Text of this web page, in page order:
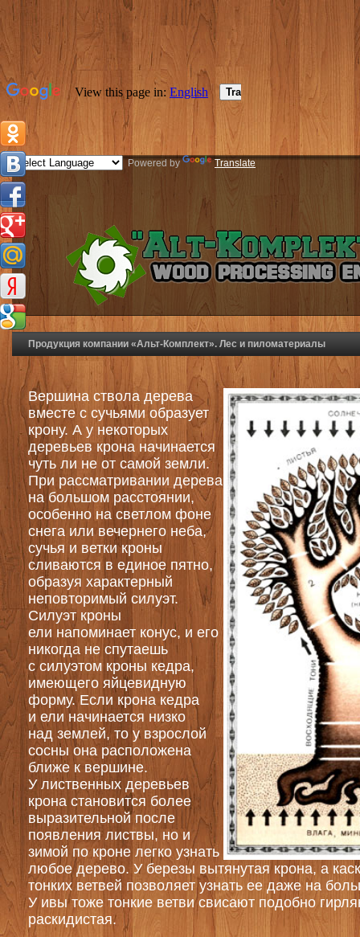
Powered by Translate
Продукция компании «Альт-Комплект». Лес и пиломатериалы
Вершина ствола дерева
вместе с сучьями образует
крону. А у некоторых
деревьев крона начинается
чуть ли не от самой земли.
При рассматривании дерева
на большом расстоянии,
особенно на светлом фоне
снега или вечернего неба,
сучья и ветки кроны
сливаются в единое пятно,
образуя характерный
неповторимый силуэт.
Силуэт кроны
ели напоминает конус, и его
никогда не спутаешь
с силуэтом кроны кедра,
имеющего яйцевидную
форму. Если крона кедра
и ели начинается низко
над землей, то у взрослой
сосны она расположена
ближе к вершине.
У лиственных деревьев
крона становится более
выразительной после
появления листвы, но и
зимой по кроне легко узнать
любое дерево. У березы вытянутая крона, а
тонких ветвей позволяет узнать ее даже на
У ивы тоже тонкие ветви свисают подобно
раскидистая.